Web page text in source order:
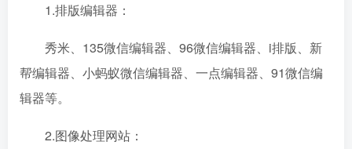
1.排版编辑器：
秀米、135微信编辑器、96微信编辑器、i排版、新
帮编辑器、小蚂蚁微信编辑器、一点编辑器、91微信编
辑器等。
2.图像处理网站：